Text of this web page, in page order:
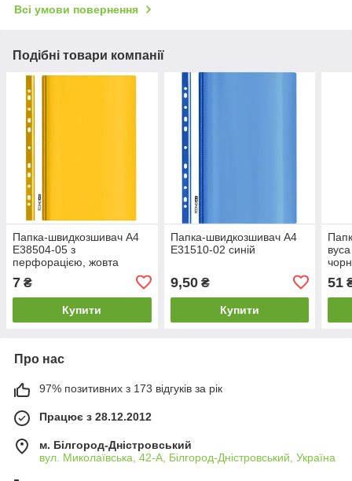
Всі умови повернення
Подібні товари компанії
Папка-швидкозшивач А4
Е38504-05 з
перфорацією, жовта
7 ₴
Купити
Папка-швидкозшивач А4
Е31510-02 синій
9,50₴
Купити
51
Про нас
97% позитивних з 173 відгуків за рік
Працює з 28.12.2012
м. Білгород-Дністровський
вул. Миколаївська, 42-А, Білгород-Дністровський, Україна